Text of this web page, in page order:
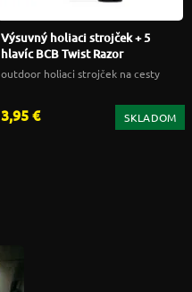
Výsuvný holiaci strojček + 5
hlavíc BCB Twist Razor
outdoor holiaci strojček na cesty
3,95 € SKLADOM